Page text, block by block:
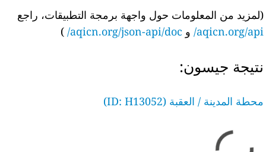
(لمزيد من المعلومات حول واجهة برمجة التطبيقات، راجع
aqicn.org/api/ و aqicn.org/json-api/doc/
)
نتيجة جيسون:
محطة المدينة / العقبة (ID: H13052)